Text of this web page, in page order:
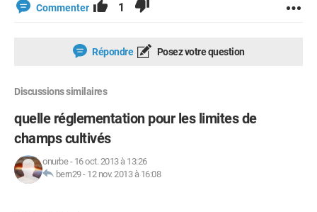
Commenter 1
Répondre Posez votre question
Discussions similaires
quelle réglementation pour les limites de
champs cultivés
onurbe- 16 oct. 2013 à 13:26
bern29- 12 nov. 2013 à 16:08